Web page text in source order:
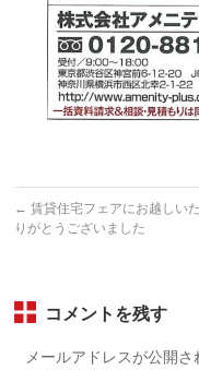
← 賃貸住宅フェアにお越しい
りがとうございました
コメントを残す
メールアドレスが公開さ